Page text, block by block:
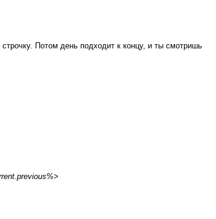
Потом день подходит к концу, и ты смотришь